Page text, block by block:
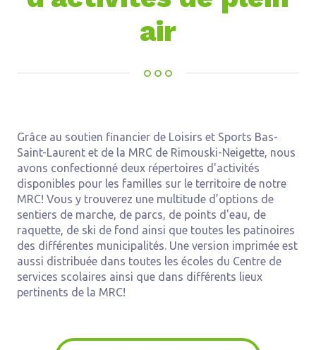
air
Grâce au soutien financier de Loisirs et Sports Bas-
Saint-Laurent et de la MRC de Rimouski-Neigette, nous
avons confectionné deux répertoires d'activités
disponibles pour les familles sur le territoire de notre
MRC! Vous y trouverez une multitude d’options de
sentiers de marche, de parcs, de points d'eau, de
raquette, de ski de fond ainsi que toutes les patinoires
des différentes municipalités. Une version imprimée est
aussi distribuée dans toutes les écoles du Centre de
services scolaires ainsi que dans différents lieux
pertinents de la MRC!